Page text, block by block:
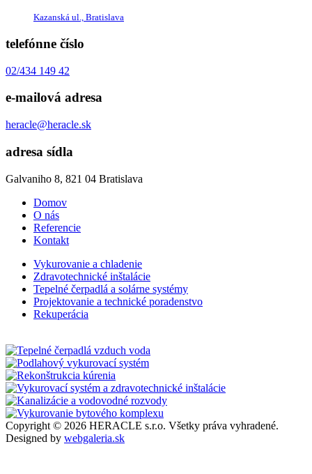
Kazanská ul., Bratislava
telefónne číslo
02/434 149 42
e-mailová adresa
heracle@heracle.sk
adresa sídla
Galvaniho 8, 821 04 Bratislava
Domov
O nás
Referencie
Kontakt
Vykurovanie a chladenie
Zdravotechnické inštalácie
Tepelné čerpadlá a solárne systémy
Projektovanie a technické poradenstvo
Rekuperácia
Copyright © 2026 HERACLE s.r.o. Všetky práva vyhradené.
Designed by webgaleria.sk